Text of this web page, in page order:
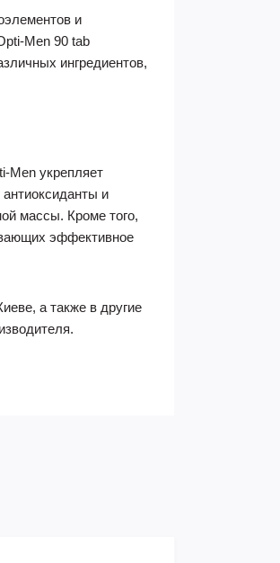
и
Men 90 tab
ингредиентов,
Men укрепляет
и
массы. Кроме того,
эффективное
а также в другие